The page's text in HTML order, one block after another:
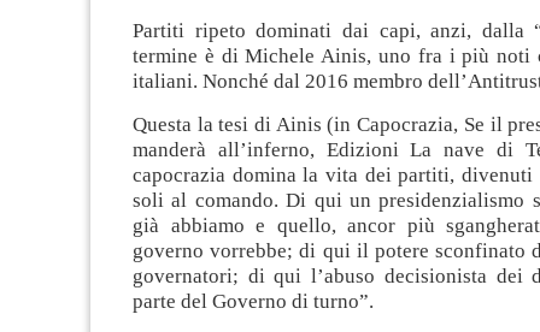
Partiti ripeto dominati dai capi, anzi, dalla
termine è di Michele Ainis, uno fra i più noti
italiani. Nonché dal 2016 membro
Questa la tesi di Ainis (in Capocrazia, Se il
manderà all’inferno, Edizioni La nave di
capocrazia domina la vita dei partiti,
soli al comando. Di qui un presidenzialismo
già abbiamo e quello, ancor più
governo vorrebbe; di qui il potere sconfinato
governatori; di qui l’abuso decisionista dei
parte del Governo di turno”.